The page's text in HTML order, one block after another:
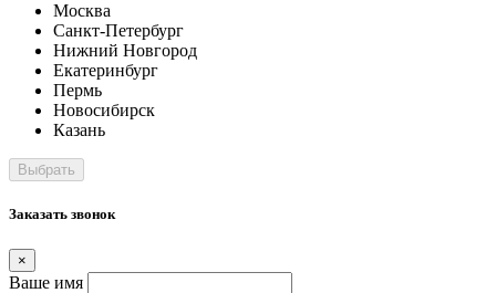
Москва
Санкт-Петербург
Нижний Новгород
Екатеринбург
Пермь
Новосибирск
Казань
Заказать звонок
×
Ваше имя